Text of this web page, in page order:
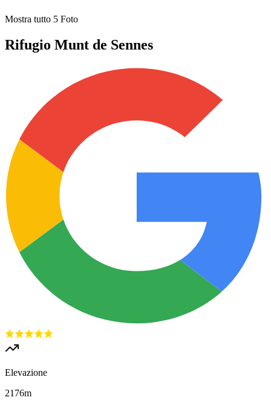
Mostra tutto 5 Foto
Rifugio Munt de Sennes
Elevazione
2176m